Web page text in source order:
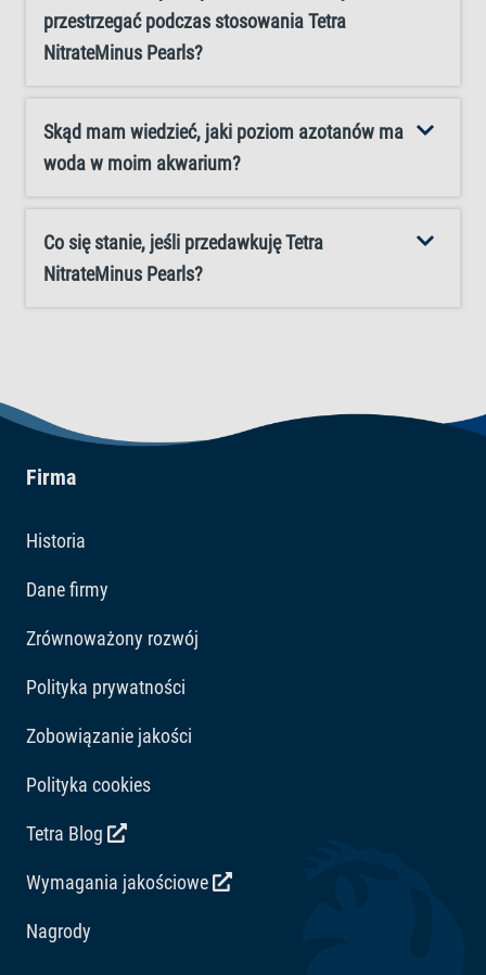
akwarium, zapewniając zrównoważony ekosystem!
przestrzegać podczas stosowania Tetra
NitrateMinus Pearls?
Skąd mam wiedzieć, jaki poziom azotanów ma
woda w moim akwarium?
Co się stanie, jeśli przedawkuję Tetra
NitrateMinus Pearls?
Firma
Historia
Dane firmy
Zrównoważony rozwój
Polityka prywatności
Zobowiązanie jakości
Polityka cookies
Tetra Blog
Wymagania jakościowe
Nagrody